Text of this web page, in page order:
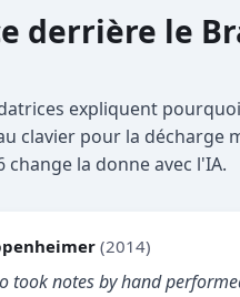
derrière le
expliquent
clavier pour la décharge
la donne avec l'IA.
(2014)
took notes by hand